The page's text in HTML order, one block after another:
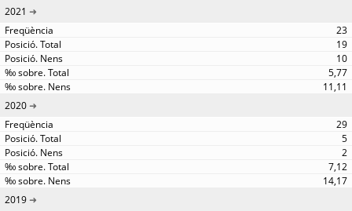
2021
23
19
10
5,77
11,11
2020
29
5
2
7,12
14,17
2019